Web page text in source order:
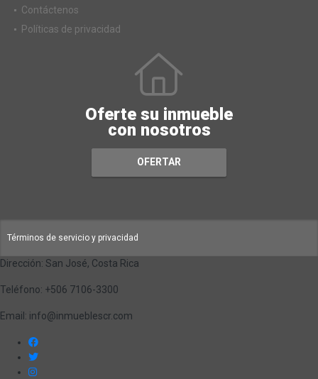
Contáctenos
Políticas de privacidad
Oferte su inmueble
con nosotros
OFERTAR
Términos de servicio y privacidad
Dirección: San José, Costa Rica
Teléfono: +506 7106-3300
Email: info@inmueblescr.com